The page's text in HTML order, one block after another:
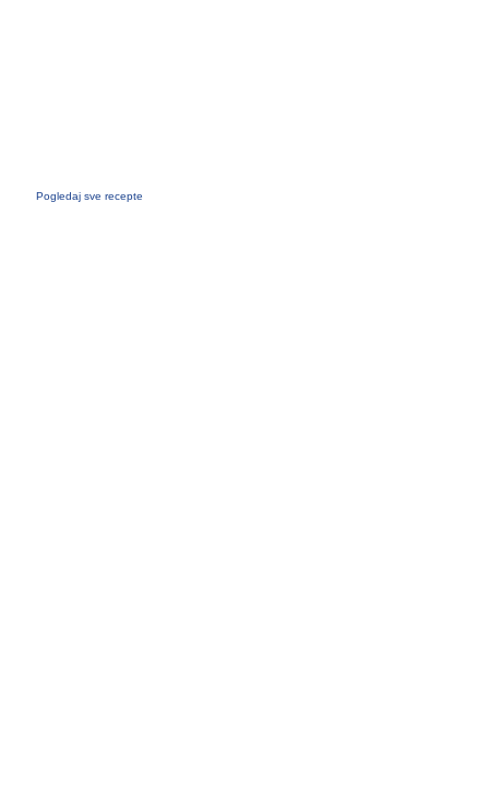
Pogledaj sve recepte